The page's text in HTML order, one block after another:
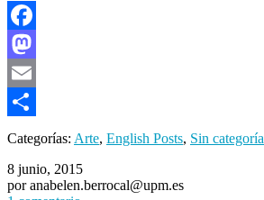
Facebook
Mastodon
Email
Compartir
Categorías: Arte, English Posts, Sin categoría
8 junio, 2015
por anabelen.berrocal@upm.es